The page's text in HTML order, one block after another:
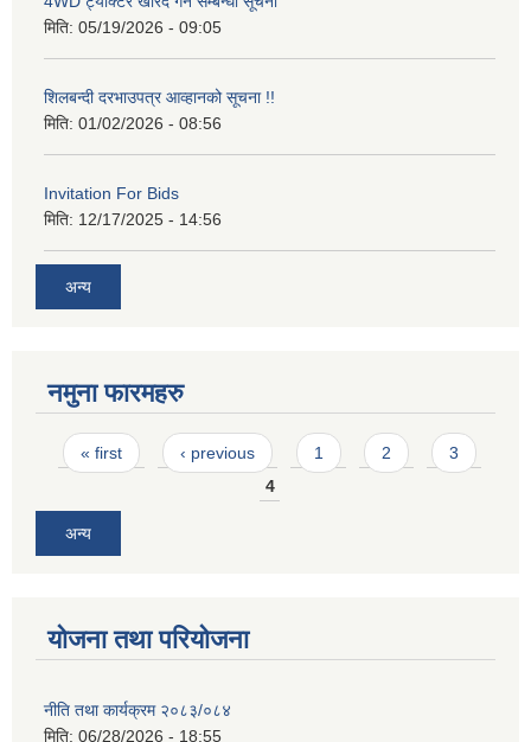
मिति: 05/19/2026 - 09:05
शिलबन्दी दरभाउपत्र आव्हानको सूचना !!
मिति: 01/02/2026 - 08:56
Invitation For Bids
मिति: 12/17/2025 - 14:56
अन्य
नमुना फारमहरु
Pages
« first ‹ previous 1 2
3
4
अन्य
योजना तथा परियोजना
नीति तथा कार्यक्रम २०८३/०८४
मिति: 06/28/2026 - 18:55